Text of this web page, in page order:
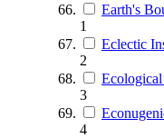
Earth's
1
Eclectic
2
3
4